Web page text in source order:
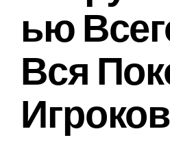
Ью
Вся
Игроков